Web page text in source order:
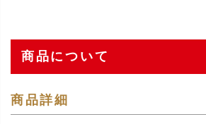
商品について
商品詳細